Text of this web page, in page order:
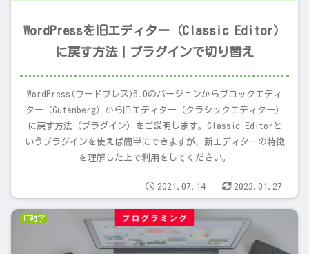
WordPressを旧エディター（Classic Editor）
に戻す方法｜プラグインで切り替え
WordPress(ワードプレス)5.0のバージョンからブロックエディ
ター（Gutenberg）から旧エディター（クラシックエディター）
に戻す方法（プラグイン）をご説明します。Classic Editorと
いうプラグインを使えば簡単にできますが、新エディターの特徴
を理解した上で利用をしてください。
2021.07.14 2023.01.27
IT雑学